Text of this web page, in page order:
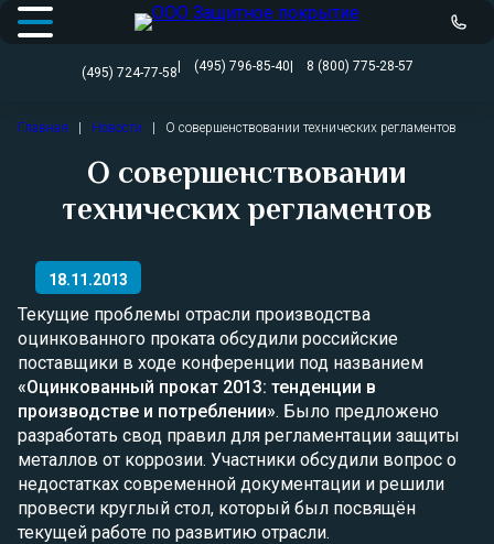
содержимому
Открыть меню
(495) 724-77-58 (495) 796-85-40 8 (800) 775-28-57
Главная Новости О совершенствовании технических регламентов
О совершенствовании
технических регламентов
18.11.2013
Текущие проблемы отрасли производства
оцинкованного проката обсудили российские
поставщики в ходе конференции под названием
«Оцинкованный прокат 2013: тенденции в
производстве и потреблении». Было предложено
разработать свод правил для регламентации защиты
металлов от коррозии. Участники обсудили вопрос о
недостатках современной документации и решили
провести круглый стол, который был посвящён
текущей работе по развитию отрасли.